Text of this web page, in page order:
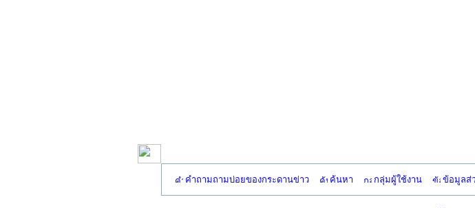
คำถามถามบ่อยของกระดานข่าว ค้นหา กลุ่มผู้ใช้งาน ข้อมูลส่